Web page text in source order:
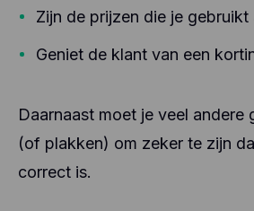
Zijn de prijzen die je gebruikt
Geniet de klant van een
Daarnaast moet je veel andere
(of plakken) om zeker te zijn
correct is.
noch wij zullen deze informatie
individuele gebruikers te
koppelen aan verdere
individuele gebruiker.